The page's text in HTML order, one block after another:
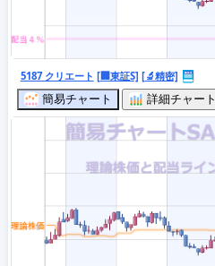
5187 クリエート [🏢東証S] [🔬精密]
簡易チャート
詳細チャート